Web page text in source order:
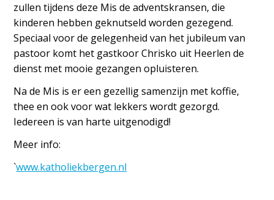
zullen tijdens deze Mis de adventskransen, die
kinderen hebben geknutseld worden gezegend.
Speciaal voor de gelegenheid van het jubileum van
pastoor komt het gastkoor Chrisko uit Heerlen de
dienst met mooie gezangen opluisteren.
Na de Mis is er een gezellig samenzijn met koffie,
thee en ook voor wat lekkers wordt gezorgd.
Iedereen is van harte uitgenodigd!
Meer info:
`www.katholiekbergen.nl